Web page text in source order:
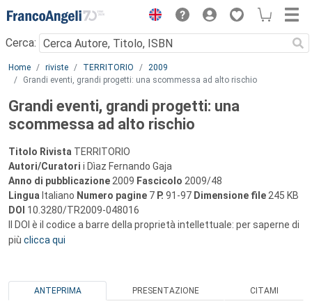
Menu
Cerca:
Main content
Home riviste TERRITORIO
2009
Grandi eventi, grandi progetti: una scommessa ad alto rischio
Grandi eventi, grandi progetti: una
scommessa ad alto rischio
Titolo Rivista TERRITORIO
Autori/Curatori i Dìaz Fernando Gaja
Anno di pubblicazione 2009 Fascicolo 2009/48
Lingua Italiano Numero pagine 7 P. 91-97 Dimensione file 245 KB
DOI 10.3280/TR2009-048016
Il DOI è il codice a barre della proprietà intellettuale: per saperne di
più clicca qui
ANTEPRIMA PRESENTAZIONE CITAMI